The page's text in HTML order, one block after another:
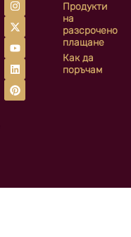
Продукти
на
разсрочено
плащане
Как да
поръчам